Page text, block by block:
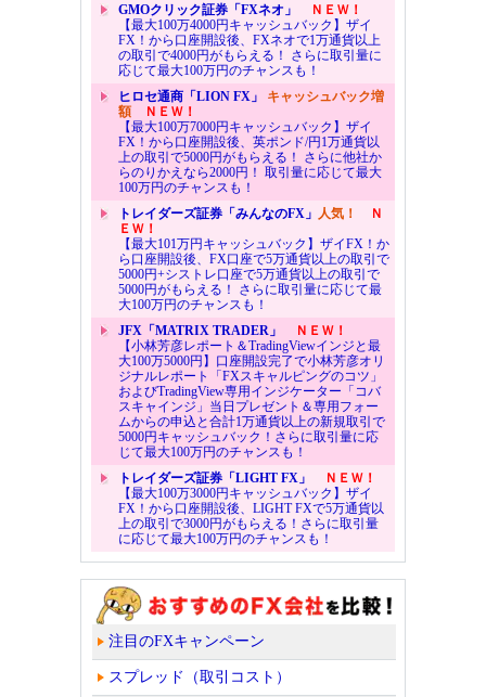
GMOクリック証券「FXネオ」
ＮＥＷ！
【最大100万4000円キャッシュバック】ザイ
FX！から口座開設後、FXネオで1万通貨以上
の取引で4000円がもらえる！ さらに取引量に
応じて最大100万円のチャンスも！
ヒロセ通商「LION FX」 キャッシュバック増
額ＮＥＷ！
【最大100万7000円キャッシュバック】ザイ
FX！から口座開設後、英ポンド/円1万通貨以
上の取引で5000円がもらえる！ さらに他社か
らのりかえなら2000円！ 取引量に応じて最大
100万円のチャンスも！
トレイダーズ証券「みんなのFX」 人気！
Ｎ
ＥＷ！
【最大101万円キャッシュバック】ザイFX！か
ら口座開設後、FX口座で5万通貨以上の取引で
5000円+シストレ口座で5万通貨以上の取引で
5000円がもらえる！ さらに取引量に応じて最
大100万円のチャンスも！
JFX「MATRIX TRADER」
ＮＥＷ！
【小林芳彦レポート＆TradingViewインジと最
大100万5000円】口座開設完了で小林芳彦オリ
ジナルレポート「FXスキャルピングのコツ」
およびTradingView専用インジケーター「コバ
スキャインジ」当日プレゼント＆専用フォー
ムからの申込と合計1万通貨以上の新規取引で
5000円キャッシュバック！さらに取引量に応
じて最大100万円のチャンスも！
トレイダーズ証券「LIGHT FX」
ＮＥＷ！
【最大100万3000円キャッシュバック】ザイ
FX！から口座開設後、LIGHT FXで5万通貨以
上の取引で3000円がもらえる！さらに取引量
に応じて最大100万円のチャンスも！
注目のFXキャンペーン
スプレッド（取引コスト）